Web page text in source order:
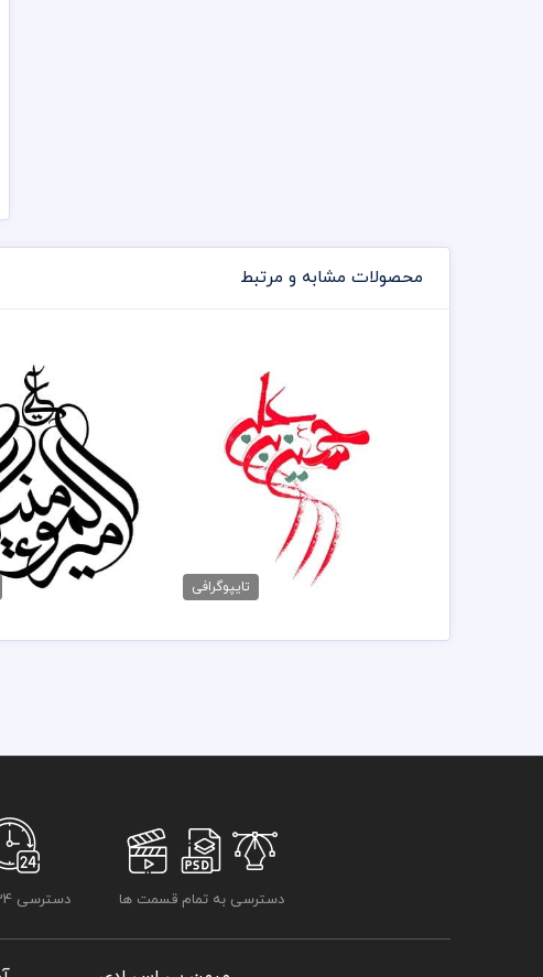
محصولات مشابه و مرتبط
خوشنویسی ماه محرم
40,000 تومان
تایپوگرافی
خطاطی آماده
40,000 تومان
دسترسی به تمام قسمت ها دسترسی 24 ساعته